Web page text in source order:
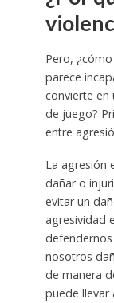
Pero,
parece
convierte en
de juego?
entre
La agresión
dañar o
evitar un
agresividad
nosotros
de manera
puede llevar